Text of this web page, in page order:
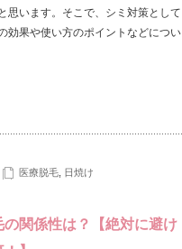
思います。そこで、シミ対策として
効果や使い方のポイントなどについ
医療脱毛 日焼け
の関係性は？【絶対に避け